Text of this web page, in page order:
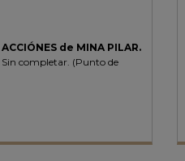
ACCIÓNES de MINA PILAR.
Sin completar. (Punto de